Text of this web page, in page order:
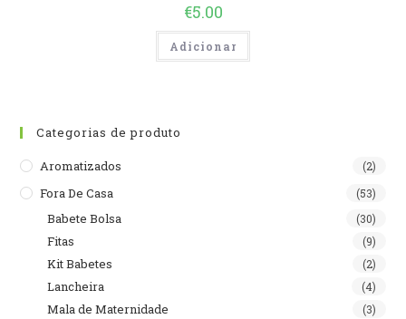
€5.00
Adicionar
Categorias de produto
Aromatizados (2)
Fora De Casa (53)
Babete Bolsa (30)
Fitas (9)
Kit Babetes (2)
Lancheira (4)
Mala de Maternidade (3)